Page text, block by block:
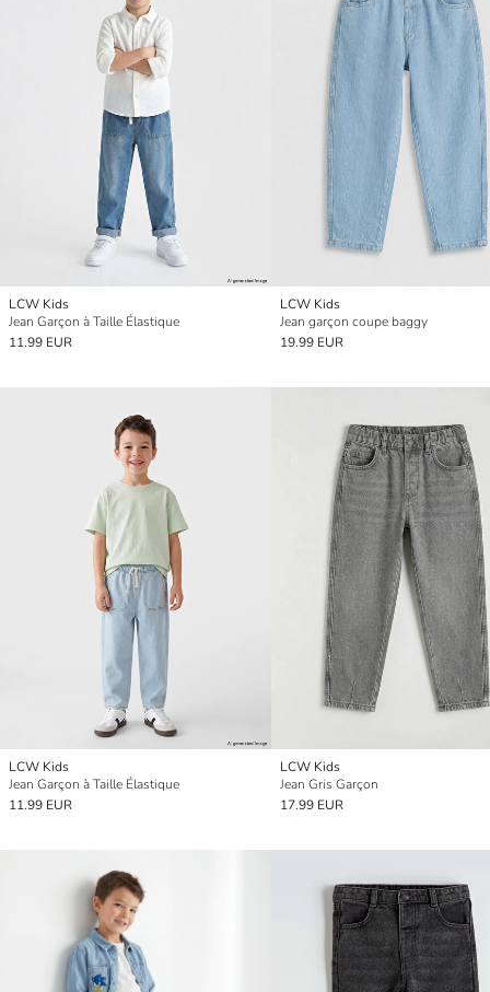
LCW Kids
Jean Garçon à Taille Élastique
11.99 EUR
LCW Kids
Jean garçon coupe baggy
19.99 EUR
LCW Kids
Jean Garçon à Taille Élastique
11.99 EUR
LCW Kids
Jean Gris Garçon
17.99 EUR